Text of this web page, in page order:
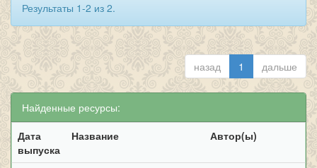
Результаты 1-2 из 2.
назад 1 дальше
Найденные ресурсы:
Дата
выпуска
Название Автор(ы)